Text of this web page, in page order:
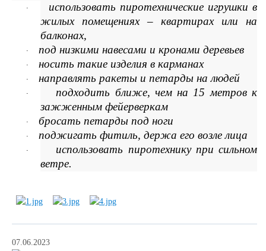
·
использовать пиротехнические игрушки в
жилых помещениях – квартирах или на
балконах,
· под низкими навесами и кронами деревьев
· носить такие изделия в карманах
· направлять ракеты и петарды на людей
·
подходить ближе, чем на 15 метров к
зажженным фейерверкам
· бросать петарды под ноги
· поджигать фитиль, держа его возле лица
·
использовать пиротехнику при сильном
ветре.
07.06.2023